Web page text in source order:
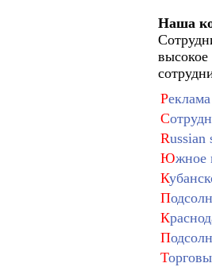
Наша
высокое
Р
С
R
Южное
К
П
К
П
Т